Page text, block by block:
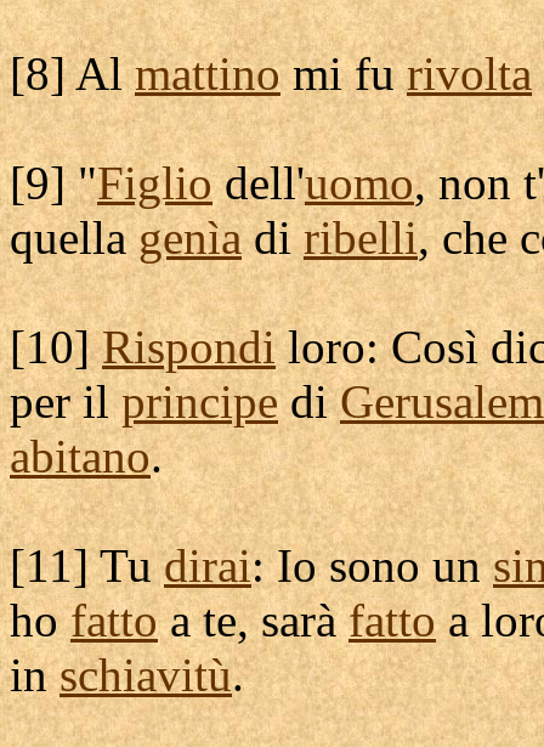
[8] Almattinomi furivolta
[9] "Figliodell'uomo, non
quellagenìadiribelli, che
[10]Rispondiloro: Così
per ilprincipedi
abitano.
[11] Tudirai: Io sono un
hofattoa te, saràfattoa
inschiavitù.